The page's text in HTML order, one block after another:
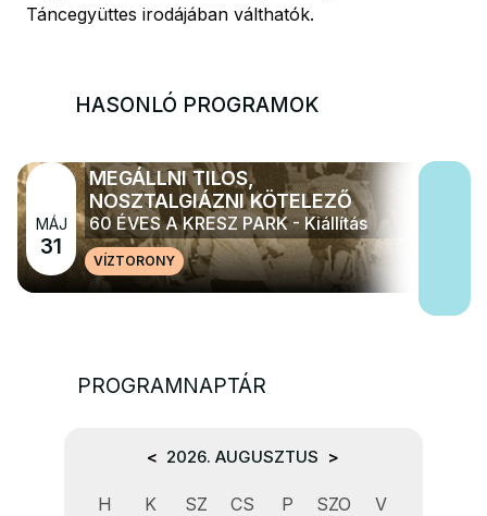
Táncegyüttes irodájában válthatók.
HASONLÓ PROGRAMOK
MÁJ
31
MEGÁLLNI TILOS,
NOSZTALGIÁZNI KÖTELEZŐ
60 ÉVES A KRESZ PARK - Kiállítás
VÍZTORONY
PROGRAMNAPTÁR
< 2026. AUGUSZTUS >
H K SZ CS P SZO
V